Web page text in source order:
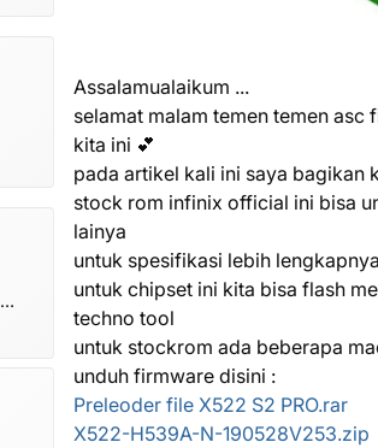
Assalamualaikum ...
selamat malam temen temen
kita ini 💕
pada artikel kali ini saya
stock rom infinix official ini bisa
lainya
untuk spesifikasi lebih
untuk chipset ini kita bisa flash
techno tool
untuk stockrom ada beberapa
unduh firmware disini :
Preleoder file X522 S2 PRO.rar
X522-H539A-N-190528V253.zip